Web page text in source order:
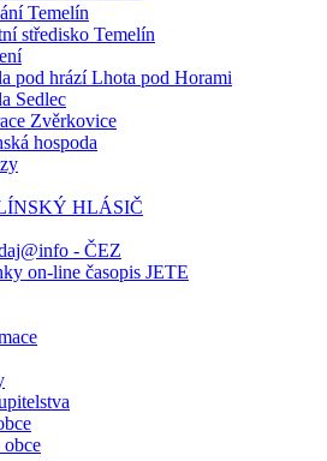
Temelín
středisko Temelín
pod hrází Lhota pod Horami
Sedlec
Zvěrkovice
hospoda
HLÁSIČ
- ČEZ
on-line časopis JETE
obce